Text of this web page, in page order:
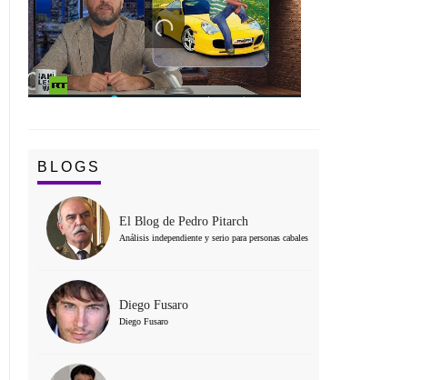
BLOGS
El Blog de Pedro Pitarch
Análisis independiente y serio para personas cabales
Diego Fusaro
Diego Fusaro